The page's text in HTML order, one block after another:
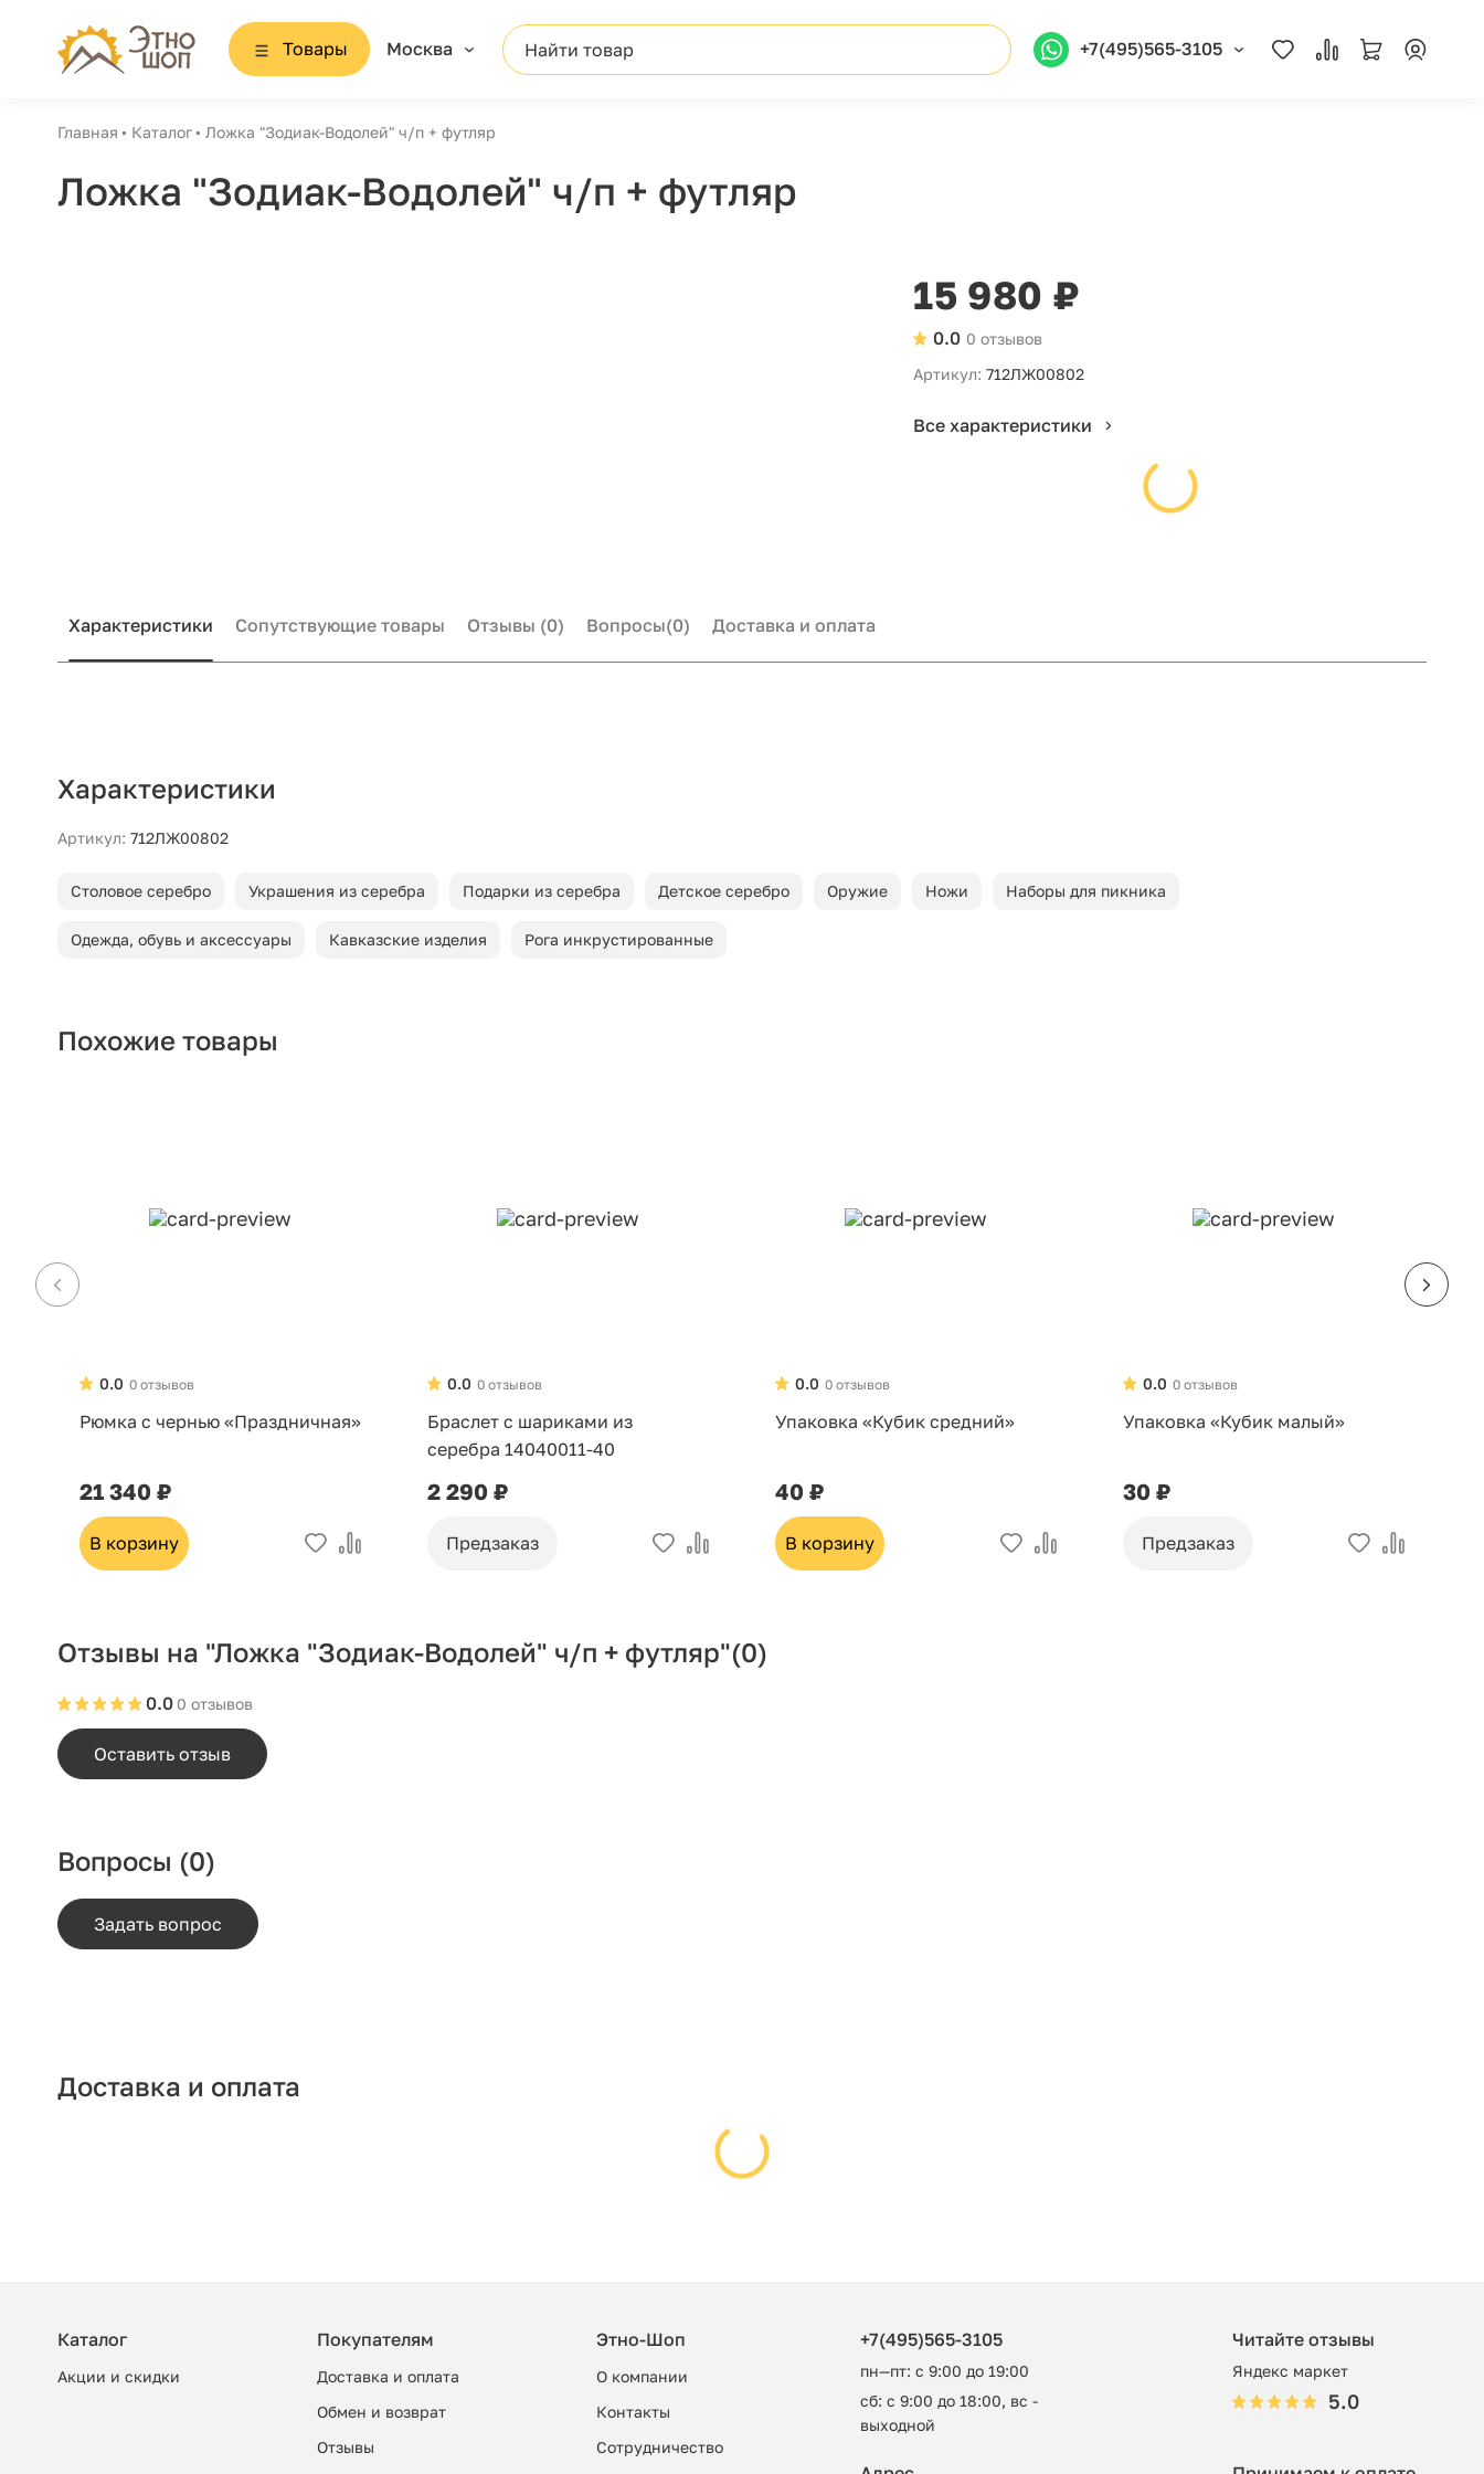
Товары Москва Найти товар +7(495)565-3105
Главная Каталог Ложка "Зодиак-Водолей" ч/п + футляр
Ложка "Зодиак-Водолей" ч/п + футляр
15 980 ₽
0 отзывов
0.0
Артикул: 712ЛЖ00802
Все характеристики
Характеристики Сопутствующие товары Отзывы (0) Вопросы(0) Доставка и оплата
Характеристики
Артикул: 712ЛЖ00802
Столовое серебро Украшения из серебра Подарки из серебра Детское серебро Оружие Ножи Наборы для пикника
Одежда, обувь и аксессуары Кавказские изделия Рога инкрустированные
Похожие товары
0 отзывов
0.0
Рюмка с чернью «Праздничная»
21 340 ₽
В корзину
0 отзывов
0.0
Браслет с шариками из
серебра 14040011-40
2 290 ₽
Предзаказ
0 отзывов
0.0
Упаковка «Кубик средний»
40 ₽
В корзину
0 отзывов
0.0
Упаковка «Кубик малый»
30 ₽
Предзаказ
Отзывы на "Ложка "Зодиак-Водолей" ч/п + футляр"(0)
0 отзывов
0.0
Оставить отзыв
Вопросы (0)
Задать вопрос
Доставка и оплата
Каталог
Акции и скидки
Покупателям
Доставка и оплата
Обмен и возврат
Отзывы
Этно-Шоп
О компании
Контакты
Сотрудничество
+7(495)565-3105
пн—пт: с 9:00 до 19:00
сб: с 9:00 до 18:00, вс -
выходной
Читайте отзывы
Яндекс маркет
5.0